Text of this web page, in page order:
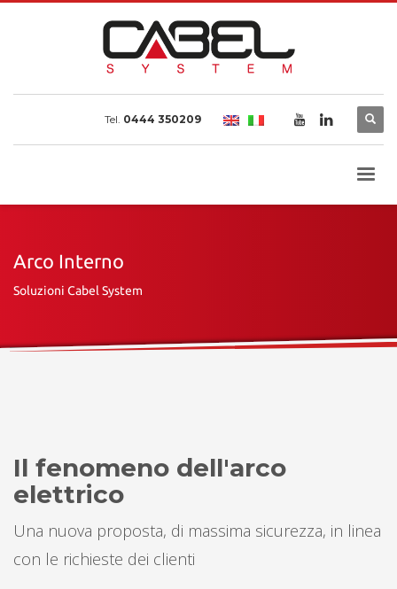
Tel. 0444 350209
Arco Interno
Soluzioni Cabel System
Il fenomeno dell'arco
elettrico
Una nuova proposta, di massima sicurezza, in linea
con le richieste dei clienti